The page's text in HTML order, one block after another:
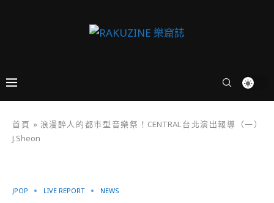
首頁 » 浪漫醉人的都市型音樂祭！CENTRAL台北演出報導（一）
J.Sheon
JPOP LIVE REPORT NEWS